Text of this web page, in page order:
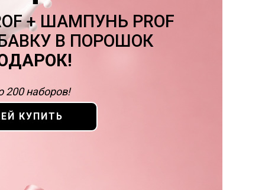
200 наборов!
+ ШАМПУНЬ PROF
В ПОРОШОК
КУПИТЬ